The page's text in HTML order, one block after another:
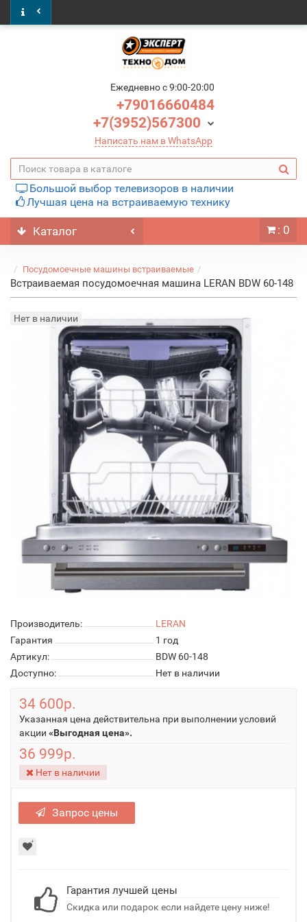
Ежедневно c 9:00-20:00
+79016660484
+7(3952)567300
Написать нам в WhatsApp
Большой выбор телевизоров в наличии
Лучшая цена на встраиваемую технику
Каталог : 0
Посудомоечные машины встраиваемые
Встраиваемая посудомоечная машина LERAN BDW 60-148
Нет в наличии
Производитель:
LERAN
Гарантия
1 год
Артикул:
BDW 60-148
Доступно:
Нет в наличии
34 600р.
Указанная цена действительна при выполнении условий
акции «Выгодная цена».
36 999р.
Нет в наличии
Запрос цены
Гарантия лучшей цены
Скидка или подарок если найдете цену ниже!